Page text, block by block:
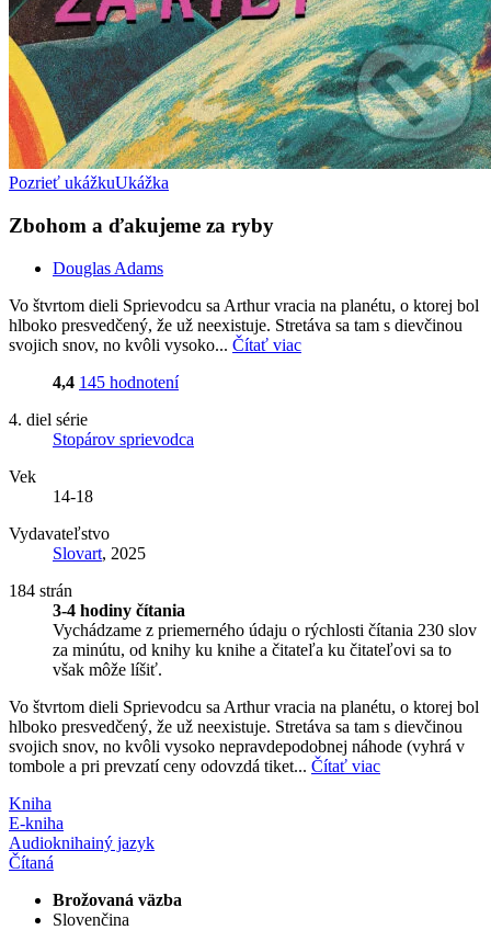
Pozrieť ukážkuUkážka
Zbohom a ďakujeme za ryby
Douglas Adams
Vo štvrtom dieli Sprievodcu sa Arthur vracia na planétu, o ktorej bol
hlboko presvedčený, že už neexistuje. Stretáva sa tam s dievčinou
svojich snov, no kvôli vysoko... Čítať viac
4,4 145 hodnotení
4. diel série
Stopárov sprievodca
Vek
14-18
Vydavateľstvo
Slovart, 2025
184 strán
3-4 hodiny čítania
Vychádzame z priemerného údaju o rýchlosti čítania 230 slov
za minútu, od knihy ku knihe a čitateľa ku čitateľovi sa to
však môže líšiť.
Vo štvrtom dieli Sprievodcu sa Arthur vracia na planétu, o ktorej bol
hlboko presvedčený, že už neexistuje. Stretáva sa tam s dievčinou
svojich snov, no kvôli vysoko nepravdepodobnej náhode (vyhrá v
tombole a pri prevzatí ceny odovzdá tiket... Čítať viac
Kniha
E-kniha
Audioknihainý jazyk
Čítaná
Brožovaná väzba
Slovenčina